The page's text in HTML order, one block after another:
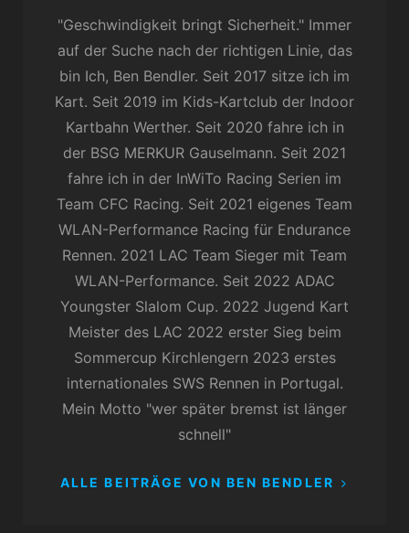
"Geschwindigkeit bringt Sicherheit." Immer
auf der Suche nach der richtigen Linie, das
bin Ich, Ben Bendler. Seit 2017 sitze ich im
Kart. Seit 2019 im Kids-Kartclub der Indoor
Kartbahn Werther. Seit 2020 fahre ich in
der BSG MERKUR Gauselmann. Seit 2021
fahre ich in der InWiTo Racing Serien im
Team CFC Racing. Seit 2021 eigenes Team
WLAN-Performance Racing für Endurance
Rennen. 2021 LAC Team Sieger mit Team
WLAN-Performance. Seit 2022 ADAC
Youngster Slalom Cup. 2022 Jugend Kart
Meister des LAC 2022 erster Sieg beim
Sommercup Kirchlengern 2023 erstes
internationales SWS Rennen in Portugal.
Mein Motto "wer später bremst ist länger
schnell"
ALLE BEITRÄGE VON BEN BENDLER